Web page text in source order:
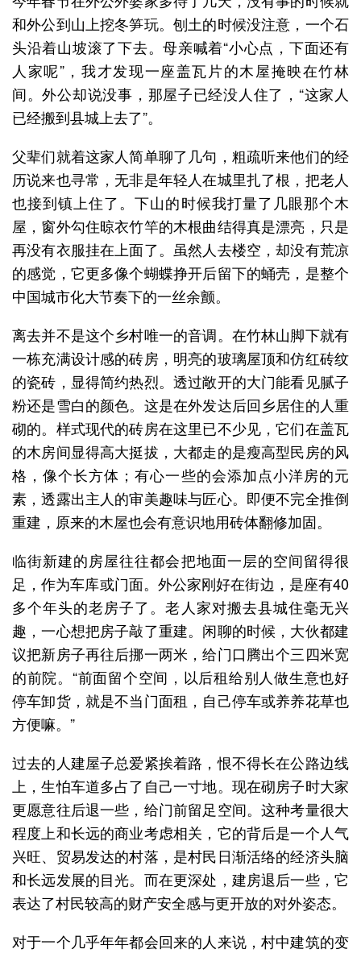
和外公到山上挖冬笋玩。刨土的时候没注意，一个石
头沿着山坡滚了下去。母亲喊着“小心点，下面还有
人家呢”，我才发现一座盖瓦片的木屋掩映在竹林
间。外公却说没事，那屋子已经没人住了，“这家人
已经搬到县城上去了”。
父辈们就着这家人简单聊了几句，粗疏听来他们的经
历说来也寻常，无非是年轻人在城里扎了根，把老人
也接到镇上住了。下山的时候我打量了几眼那个木
屋，窗外勾住晾衣竹竿的木根曲结得真是漂亮，只是
再没有衣服挂在上面了。虽然人去楼空，却没有荒凉
的感觉，它更多像个蝴蝶挣开后留下的蛹壳，是整个
中国城市化大节奏下的一丝余颤。
离去并不是这个乡村唯一的音调。在竹林山脚下就有
一栋充满设计感的砖房，明亮的玻璃屋顶和仿红砖纹
的瓷砖，显得简约热烈。透过敞开的大门能看见腻子
粉还是雪白的颜色。这是在外发达后回乡居住的人重
砌的。样式现代的砖房在这里已不少见，它们在盖瓦
的木房间显得高大挺拔，大都走的是瘦高型民房的风
格，像个长方体；有心一些的会添加点小洋房的元
素，透露出主人的审美趣味与匠心。即便不完全推倒
重建，原来的木屋也会有意识地用砖体翻修加固。
临街新建的房屋往往都会把地面一层的空间留得很
足，作为车库或门面。外公家刚好在街边，是座有40
多个年头的老房子了。老人家对搬去县城住毫无兴
趣，一心想把房子敲了重建。闲聊的时候，大伙都建
议把新房子再往后挪一两米，给门口腾出个三四米宽
的前院。“前面留个空间，以后租给别人做生意也好
停车卸货，就是不当门面租，自己停车或养养花草也
方便嘛。”
过去的人建屋子总爱紧挨着路，恨不得长在公路边线
上，生怕车道多占了自己一寸地。现在砌房子时大家
更愿意往后退一些，给门前留足空间。这种考量很大
程度上和长远的商业考虑相关，它的背后是一个人气
兴旺、贸易发达的村落，是村民日渐活络的经济头脑
和长远发展的目光。而在更深处，建房退后一些，它
表达了村民较高的财产安全感与更开放的对外姿态。
对于一个几乎年年都会回来的人来说，村中建筑的变